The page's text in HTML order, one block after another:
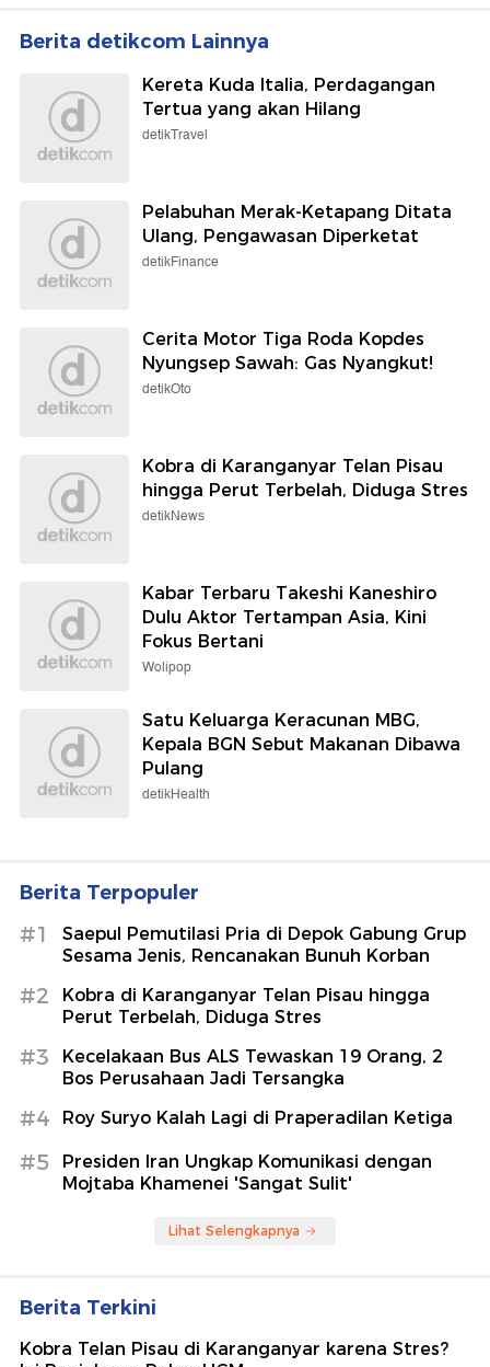
Berita detikcom Lainnya
Kereta Kuda Italia, Perdagangan
Tertua yang akan Hilang
detikTravel
Pelabuhan Merak-Ketapang Ditata
Ulang, Pengawasan Diperketat
detikFinance
Cerita Motor Tiga Roda Kopdes
Nyungsep Sawah: Gas Nyangkut!
detikOto
Kobra di Karanganyar Telan Pisau
hingga Perut Terbelah, Diduga Stres
detikNews
Kabar Terbaru Takeshi Kaneshiro
Dulu Aktor Tertampan Asia, Kini
Fokus Bertani
Wolipop
Satu Keluarga Keracunan MBG,
Kepala BGN Sebut Makanan Dibawa
Pulang
detikHealth
Berita Terpopuler
#1
Saepul Pemutilasi Pria di Depok Gabung Grup
Sesama Jenis, Rencanakan Bunuh Korban
#2
Kobra di Karanganyar Telan Pisau hingga
Perut Terbelah, Diduga Stres
#3
Kecelakaan Bus ALS Tewaskan 19 Orang, 2
Bos Perusahaan Jadi Tersangka
#4 Roy Suryo Kalah Lagi di Praperadilan Ketiga
#5
Presiden Iran Ungkap Komunikasi dengan
Mojtaba Khamenei 'Sangat Sulit'
Lihat Selengkapnya
Berita Terkini
Kobra Telan Pisau di Karanganyar karena Stres?